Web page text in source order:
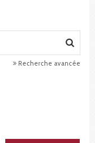
Recherche avancée